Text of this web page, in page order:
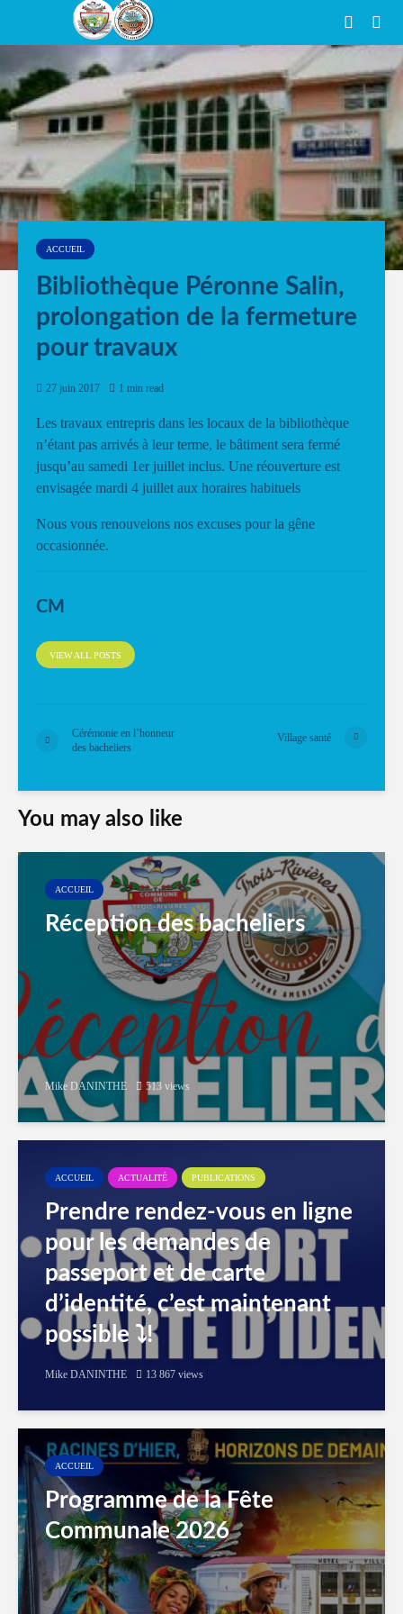
ACCUEIL
Bibliothèque Péronne Salin,
prolongation de la fermeture
pour travaux
27 juin 2017 1 min read
Les travaux entrepris dans les locaux de la bibliothèque
n’étant pas arrivés à leur terme, le bâtiment sera fermé
jusqu’au samedi 1er juillet inclus. Une réouverture est
envisagée mardi 4 juillet aux horaires habituels
Nous vous renouvelons nos excuses pour la gêne
occasionnée.
CM
VIEW ALL POSTS
Cérémonie en l’honneur
des bacheliers
Village santé
You may also like
ACCUEIL
Réception des bacheliers
Mike DANINTHE 513 views
ACCUEIL ACTUALITÉ PUBLICATIONS
Prendre rendez-vous en ligne
pour les demandes de
passeport et de carte
d’identité, c’est maintenant
possible ⤵️!
Mike DANINTHE 13 867 views
ACCUEIL
Programme de la Fête
Communale 2026